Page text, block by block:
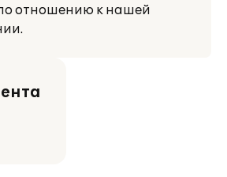
отношению к нашей